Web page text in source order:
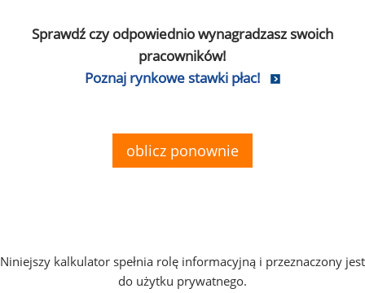
Sprawdź czy odpowiednio wynagradzasz swoich
pracowników!
Poznaj rynkowe stawki płac!
oblicz ponownie
Niniejszy kalkulator spełnia rolę informacyjną i przeznaczony jest
do użytku prywatnego.